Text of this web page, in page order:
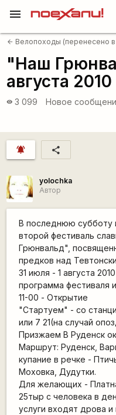
menu
arrow_back Велопоходы (перенесено
"Наш
августа 2010
visibility 3 099 Новое
notifications_active share
yolochka
Автор
В последнюю субботу
второй фестиваль
Грюнвальд",
предков над
31 июля - 1 августа
программа фестиваля
11-00 - Открытие
"Стартуем" - со
или 7 21(на случай
Призжаем В Руденск
Маршрут: Руденск,
купание в речке -
Моховка, Дудутки.
Для желающих -
25тыр с человека в
услуги входят дрова